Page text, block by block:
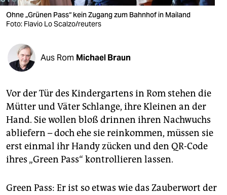
veranstaltungen
fragen & hilfe
unterstützen
abo
genossenschaft
epaper login
Ohne „Grünen Pass“ kein Zugang zum Bahnhof in Mailand
Foto: Flavio Lo Scalzo/reuters
Aus Rom Michael Braun
Vor der Tür des Kindergartens in Rom stehen die
Mütter und Väter Schlange, ihre Kleinen an der
Hand. Sie wollen bloß drinnen ihren Nachwuchs
abliefern – doch ehe sie reinkommen, müssen sie
erst einmal ihr Handy zücken und den QR-Code
ihres „Green Pass“ kontrollieren lassen.
Green Pass: Er ist so etwas wie das Zauberwort der